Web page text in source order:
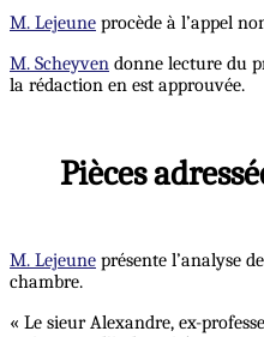
M. Lejeune procède à l’appel
M. Scheyven donne lecture du
la rédaction en est approuvée.
Pièces
M. Lejeune présente l’analyse
chambre.
« Le sieur Alexandre, ex-